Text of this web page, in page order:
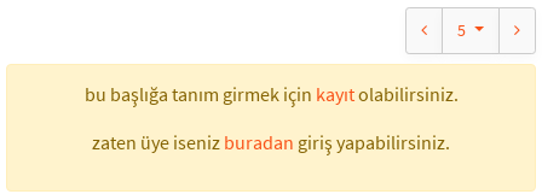
5
bu başlığa tanım girmek için kayıtolabilirsiniz.
zaten üye iseniz buradan giriş yapabilirsiniz.